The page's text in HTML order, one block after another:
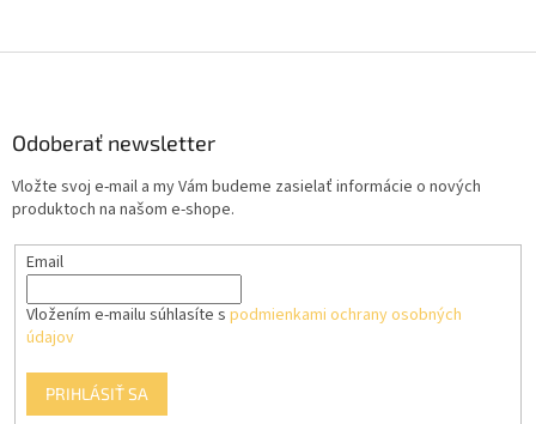
Odoberať newsletter
Vložte svoj e-mail a my Vám budeme zasielať informácie o nových
produktoch na našom e-shope.
Email
Vložením e-mailu súhlasíte s podmienkami ochrany osobných
údajov
PRIHLÁSIŤ SA